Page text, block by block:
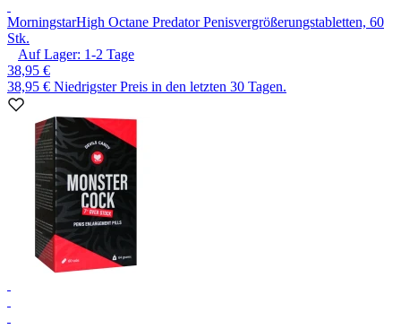
MorningstarHigh Octane Predator Penisvergrößerungstabletten, 60
Stk.
Auf Lager: 1-2 Tage
38,95 €
38,95 € Niedrigster Preis in den letzten 30 Tagen.